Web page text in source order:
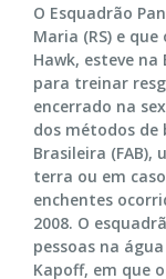
O Esquadrão
Maria (RS) e
Hawk, esteve na
para treinar
encerrado na
dos métodos de
Brasileira
terra ou em
enchentes
2008. O
pessoas na
Kapoff, em que